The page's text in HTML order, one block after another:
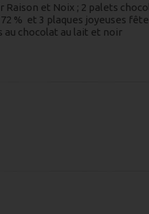
Raison et Noix ; 2 palets
% et 3 plaques joyeuses
au chocolat au lait et noir